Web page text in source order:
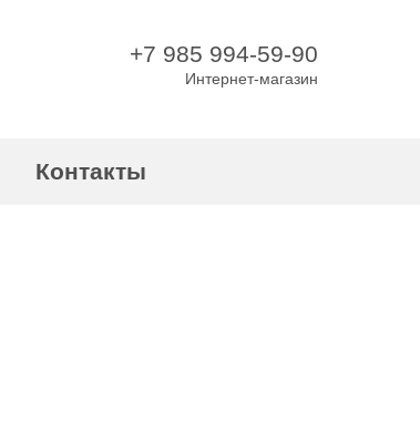
+7 985 994-59-90
Интернет-магазин
Контакты